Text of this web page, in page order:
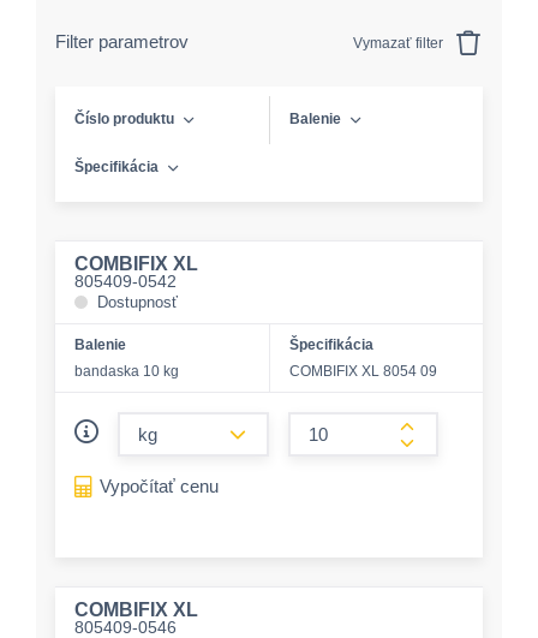
Filter parametrov Vymazať filter
Číslo produktu Balenie
Špecifikácia
COMBIFIX XL
805409-0542
Dostupnosť
Balenie
bandaska 10 kg
Špecifikácia
COMBIFIX XL 8054 09
form.increase-
Vypočítať cenu
COMBIFIX XL
805409-0546